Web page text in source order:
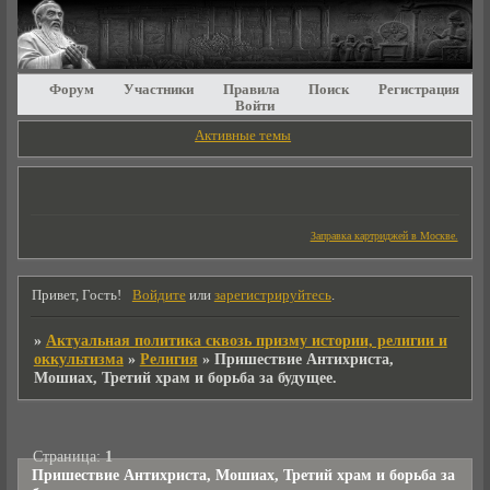
Форум Участники Правила Поиск
Регистрация
Войти
Активные темы
Заправка картриджей в Москве.
Привет, Гость! Войдитеили зарегистрируйтесь.
» Актуальная политика сквозь призму истории, религии и
оккультизма » Религия » Пришествие Антихриста,
Мошиах, Третий храм и борьба за будущее.
Пришествие Антихриста, Мошиах, Третий храм и борьба за
Страница:1